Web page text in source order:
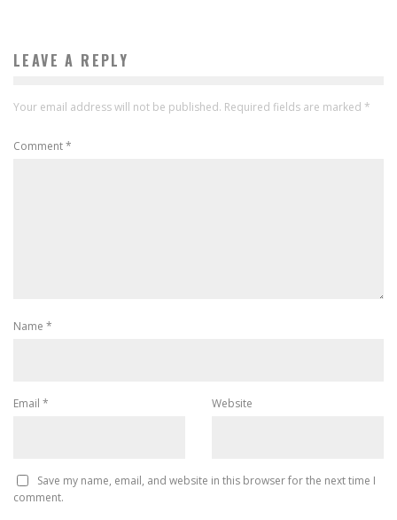
LEAVE A REPLY
Your email address will not be published. Required fields are marked *
Comment*
Name *
Email * Website
Save my name, email, and website in this browser for the next time I
comment.